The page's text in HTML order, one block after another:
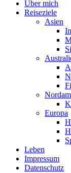
Über mich
Reiseziele
Asien
Europa
Leben
Impressum
Datenschutz